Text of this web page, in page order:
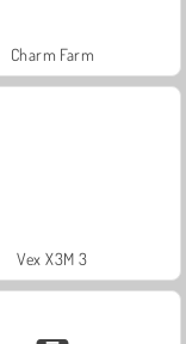
Charm Farm
Vex X3M 3